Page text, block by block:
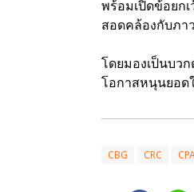
พร้อมเปิดข้อยก
สอดคล้องกับภา
โดยมองเป็นบว
โอกาสหนุนยอด
CBG CRC